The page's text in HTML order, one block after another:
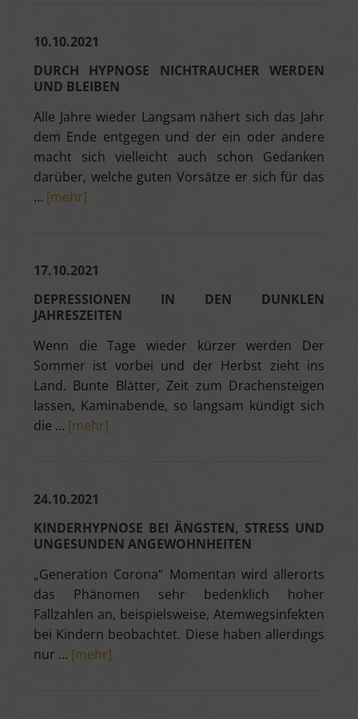
10.10.2021
DURCH HYPNOSE NICHTRAUCHER WERDEN
UND BLEIBEN
Alle Jahre wieder Langsam nähert sich das Jahr
dem Ende entgegen und der ein oder andere
macht sich vielleicht auch schon Gedanken
darüber, welche guten Vorsätze er sich für das
… [mehr]
17.10.2021
DEPRESSIONEN IN DEN DUNKLEN
JAHRESZEITEN
Wenn die Tage wieder kürzer werden Der
Sommer ist vorbei und der Herbst zieht ins
Land. Bunte Blätter, Zeit zum Drachensteigen
lassen, Kaminabende, so langsam kündigt sich
die … [mehr]
24.10.2021
KINDERHYPNOSE BEI ÄNGSTEN, STRESS UND
UNGESUNDEN ANGEWOHNHEITEN
„Generation Corona“ Momentan wird allerorts
das Phänomen sehr bedenklich hoher
Fallzahlen an, beispielsweise, Atemwegsinfekten
bei Kindern beobachtet. Diese haben allerdings
nur … [mehr]